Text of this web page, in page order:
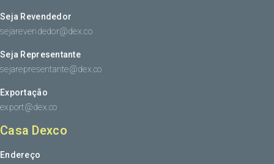
Seja Revendedor
sejarevendedor@dex.co
Seja Representante
sejarepresentante@dex.co
Exportação
export@dex.co
Casa Dexco
Endereço